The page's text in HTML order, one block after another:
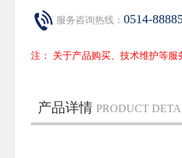
服务咨询热线： 0514-
注： 关于产品购买、技术维护等服
产品详情 PRODUCT